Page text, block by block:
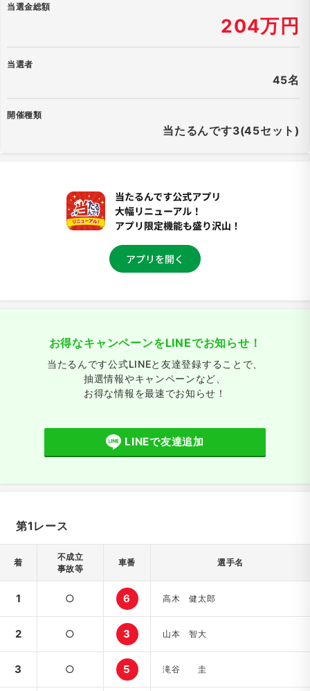
当選金総額
204万円
当選者
45名
開催種類
当たるんです3(45セット)
お得なキャンペーンをLINEでお知らせ！
当たるんです公式LINEと友達登録することで、
抽選情報やキャンペーンなど、
お得な情報を最速でお知らせ！
LINEで友達追加
第1レース
着
不成立
事故等
車番 選手名
1 ○ 6 高木 健太郎
2 ○ 3 山本 智大
3 ○ 5 滝谷 圭